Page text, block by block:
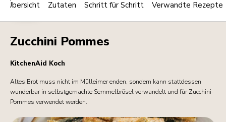
CHIPS Print
Share
Zucchini Pommes
KitchenAid Koch
Altes Brot muss nicht im Mülleimer enden, sondern kann stattdessen
wunderbar in selbstgemachte Semmelbrösel verwandelt und für Zucchini-
Pommes verwendet werden.
Übersicht Zutaten Schritt für Schritt Verwandte Rezepte